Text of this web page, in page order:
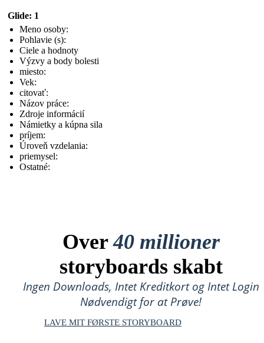
Glide: 1
Meno osoby:
Pohlavie (s):
Ciele a hodnoty
Výzvy a body bolesti
miesto:
Vek:
citovať:
Názov práce:
Zdroje informácií
Námietky a kúpna sila
príjem:
Úroveň vzdelania:
priemysel:
Ostatné:
Over40 millioner
storyboards skabt
Ingen Downloads, Intet Kreditkort og Intet Login
Nødvendigt for at Prøve!
LAVE MIT FØRSTE STORYBOARD